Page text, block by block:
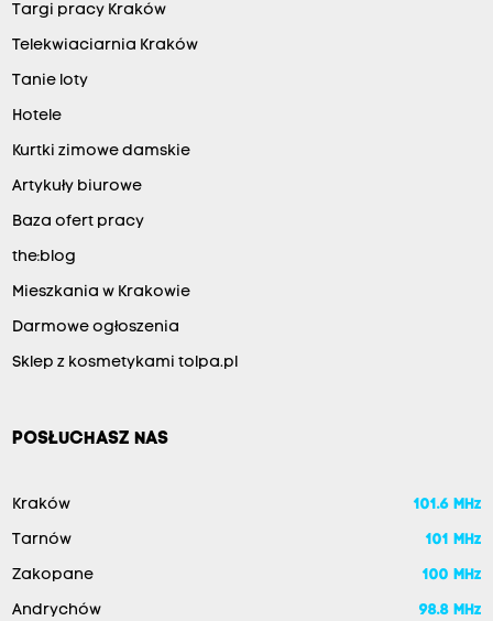
Targi pracy Kraków
Telekwiaciarnia Kraków
Tanie loty
Hotele
Kurtki zimowe damskie
Artykuły biurowe
Baza ofert pracy
the:blog
Mieszkania w Krakowie
Darmowe ogłoszenia
Sklep z kosmetykami tolpa.pl
POSŁUCHASZ NAS
Kraków 101.6 MHz
Tarnów 101 MHz
Zakopane 100 MHz
Andrychów 98.8 MHz